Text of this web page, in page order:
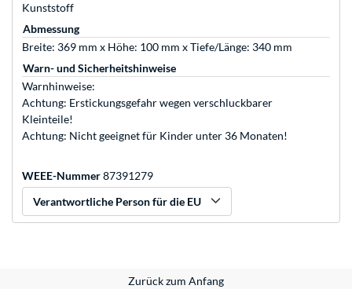
Kunststoff
Abmessung
Breite: 369 mm x Höhe: 100 mm x Tiefe/Länge: 340 mm
Warn- und Sicherheitshinweise
Warnhinweise:
Achtung: Erstickungsgefahr wegen verschluckbarer
Kleinteile!
Achtung: Nicht geeignet für Kinder unter 36 Monaten!
WEEE-Nummer87391279
Verantwortliche Person für die EU
Zurück zum Anfang